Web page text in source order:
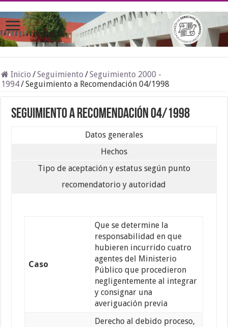
Inicio /Seguimiento /Seguimiento 2000 -
1994/Seguimiento a Recomendación 04/1998
Seguimiento a Recomendación 04/1998
Datos generales
Hechos
Tipo de aceptación y estatus según punto
recomendatorio y autoridad
Caso
Que se determine la
responsabilidad en que
hubieren incurrido cuatro
agentes del Ministerio
Público que procedieron
negligentemente al integrar
y consignar una
averiguación previa
Derecho al debido proceso,